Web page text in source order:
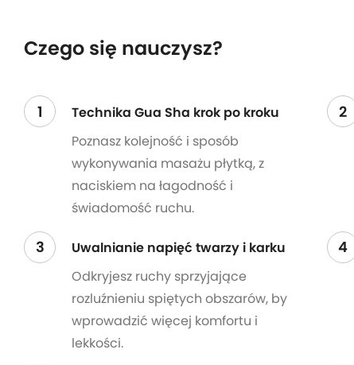
Czego się nauczysz?
1
Technika Gua Sha krok po kroku
Poznasz kolejność i sposób
wykonywania masażu płytką, z
naciskiem na łagodność i
świadomość ruchu.
2
3
Uwalnianie napięć twarzy i karku
Odkryjesz ruchy sprzyjające
rozluźnieniu spiętych obszarów, by
wprowadzić więcej komfortu i
lekkości.
4